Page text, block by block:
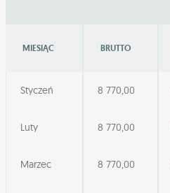
MIESIĄC BRUTTO
Styczeń 8 770,00
Luty 8 770,00
Marzec 8 770,00